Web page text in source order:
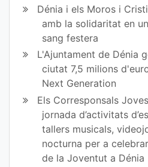
Dénia i els Moros i
amb la solidaritat en
sang festera
L'Ajuntament de Dénia
ciutat 7,5 milions
Next Generation
Els Corresponsals
jornada d’activitats
tallers musicals,
nocturna per a
de la Joventut a Dénia